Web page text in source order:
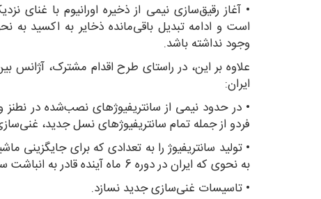
است و ادامه تبدیل باقی‌مانده ذخایر به اکسید به
وجود نداشته باشد.
علاوه بر این، در راستای طرح اقدام مشترک، آژانس
ایران:
فردو از جمله تمام سانتریفیوژ‌های نسل جدید،
• تولید سانتریفیوژ را به تعدادی که برای جایگزینی
به نحوی که ایران در دوره 6 ماه آینده قادر به انباشت سانتریفیوژ نباشد.
• تاسیسات غنی‌سازی جدید نسازد.